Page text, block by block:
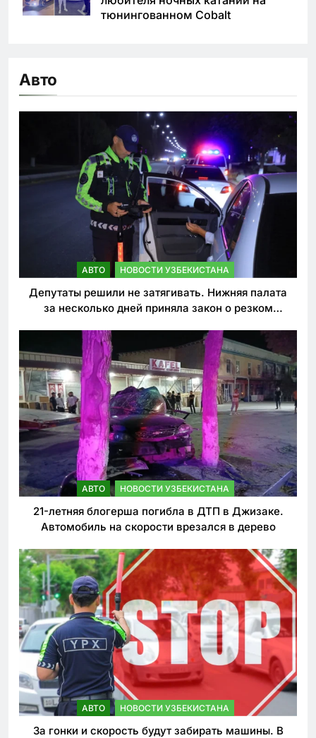
тюнингованном Cobalt
Авто
АВТО НОВОСТИ УЗБЕКИСТАНА
Депутаты решили не затягивать. Нижняя палата
за несколько дней приняла закон о резком
АВТО НОВОСТИ УЗБЕКИСТАНА
21-летняя блогерша погибла в ДТП в Джизаке.
Автомобиль на скорости врезался в дерево
АВТО НОВОСТИ УЗБЕКИСТАНА
За гонки и скорость будут забирать машины. В